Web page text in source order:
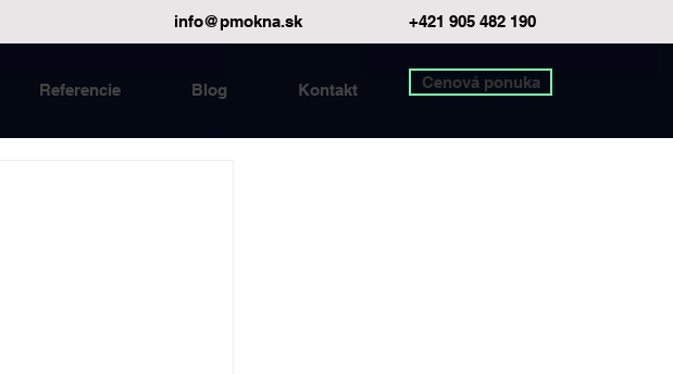
info@pmokna.sk +421 905 482 190
Referencie Blog Kontakt Cenová ponuka